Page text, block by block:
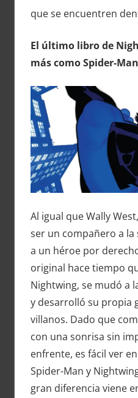
que se encuentren
El último libro de
más como Spider-Man
Al igual que Wally
ser un compañero a
a un héroe por
original hace tiempo
Nightwing, se mudó a
y desarrolló su propia
villanos. Dado que
con una sonrisa sin
enfrente, es fácil ver
Spider-Man y
gran diferencia viene